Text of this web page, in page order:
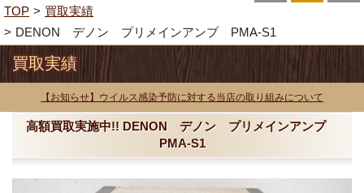
TOP
買取実績
DENON デノン プリメインアンプ PMA-S1
買取実績
【お知らせ】ウイルス感染予防に対する当店の取り組みについて
高額買取実施中!! DENON デノン プリメインアンプ
PMA-S1